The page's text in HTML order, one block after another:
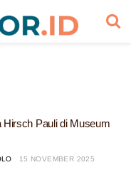
Hirsch Pauli di Museum
15 NOVEMBER 2025